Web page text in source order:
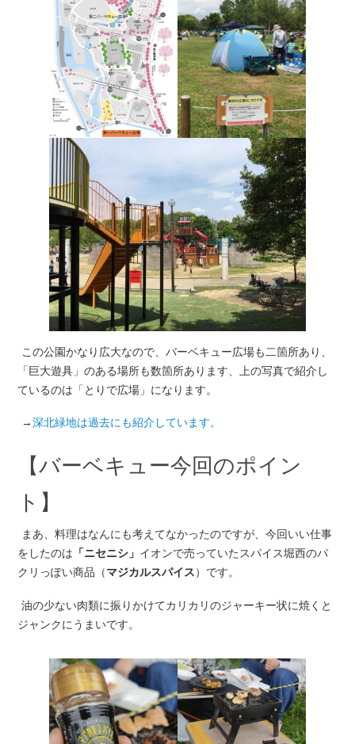
この公園かなり広大なので、バーベキュー広場も二箇所あり、
「巨大遊具」のある場所も数箇所あります、上の写真で紹介し
ているのは「とりで広場」になります。
→深北緑地は過去にも紹介しています。
【バーベキュー今回のポイン
ト】
まあ、料理はなんにも考えてなかったのですが、今回いい仕事
をしたのは 「ニセニシ」 イオンで売っていたスパイス堀西のパ
クリっぽい商品（マジカルスパイス）です。
油の少ない肉類に振りかけてカリカリのジャーキー状に焼くと
ジャンクにうまいです。